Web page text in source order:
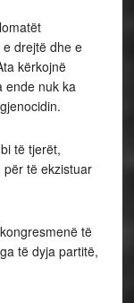
drejtë dhe e
kërkojnë
ende nuk ka
të tjerët,
të ekzistuar
të
të dyja partitë,